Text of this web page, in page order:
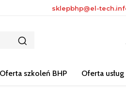
sklepbhp@el-
Oferta szkoleń BHP Oferta